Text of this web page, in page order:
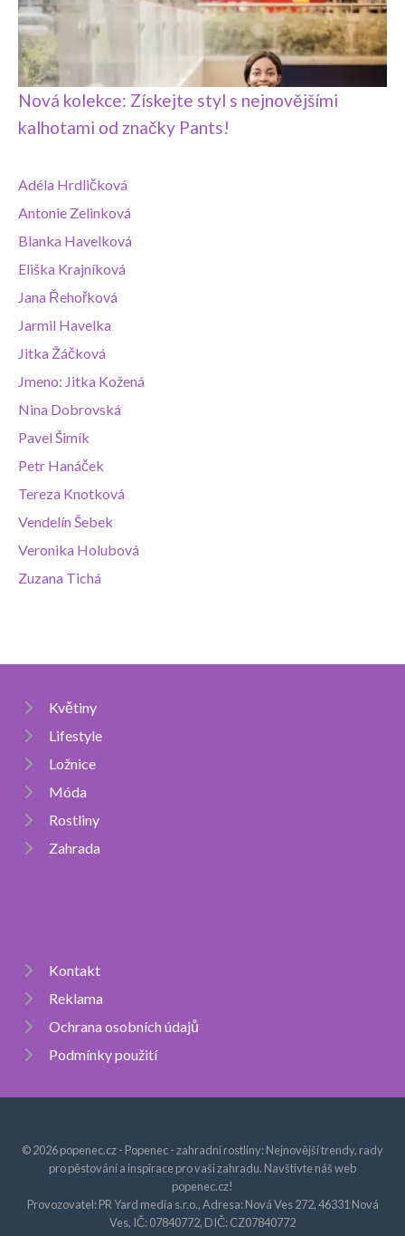
Nová kolekce: Získejte styl s nejnovějšími
kalhotami od značky Pants!
Adéla Hrdličková
Antonie Zelinková
Blanka Havelková
Eliška Krajníková
Jana Řehořková
Jarmil Havelka
Jitka Žáčková
Jmeno: Jitka Kožená
Nina Dobrovská
Pavel Šimík
Petr Hanáček
Tereza Knotková
Vendelín Šebek
Veronika Holubová
Zuzana Tichá
Květiny
Lifestyle
Ložnice
Móda
Rostliny
Zahrada
Kontakt
Reklama
Ochrana osobních údajů
Podmínky použití
© 2026 popenec.cz - Popenec - zahradní rostliny: Nejnovější trendy, rady
pro pěstování a inspirace pro vaši zahradu. Navštivte náš web
popenec.cz!
Provozovatel: PR Yard media s.r.o., Adresa: Nová Ves 272, 46331 Nová
Ves, IČ: 07840772, DIČ: CZ07840772